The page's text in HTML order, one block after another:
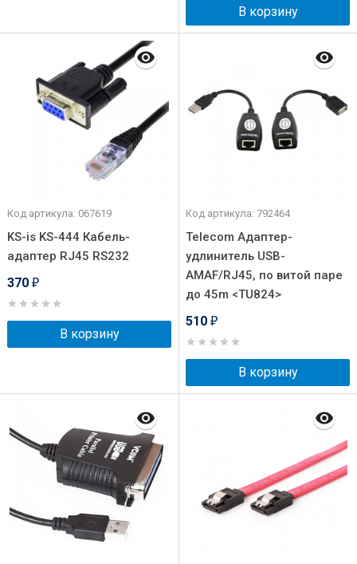
В корзину
Код артикула: 067619
KS-is KS-444 Кабель-
адаптер RJ45 RS232
370 ₽
В корзину
Код артикула: 792464
Telecom Адаптер-
удлинитель USB-
AMAF/RJ45, по витой паре
до 45m <TU824>
510 ₽
В корзину